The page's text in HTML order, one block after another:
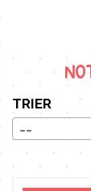
TRIER
--